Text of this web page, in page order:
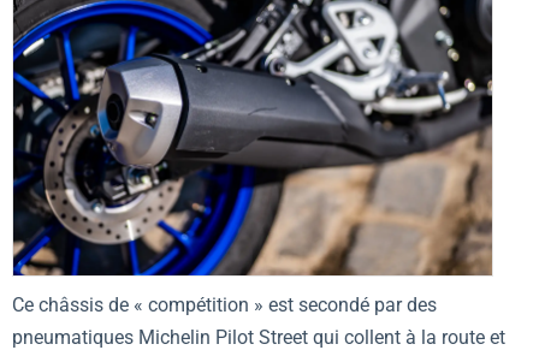
Ce châssis de « compétition » est secondé par des
pneumatiques Michelin Pilot Street qui collent à la route et